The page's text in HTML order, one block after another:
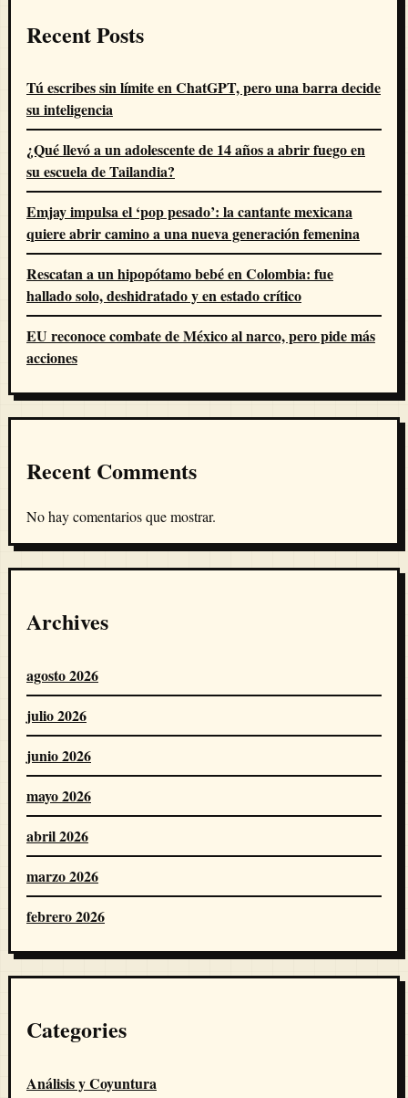
Recent Posts
Tú escribes sin límite en ChatGPT, pero una barra decide
su inteligencia
¿Qué llevó a un adolescente de 14 años a abrir fuego en
su escuela de Tailandia?
Emjay impulsa el ‘pop pesado’: la cantante mexicana
quiere abrir camino a una nueva generación femenina
Rescatan a un hipopótamo bebé en Colombia: fue
hallado solo, deshidratado y en estado crítico
EU reconoce combate de México al narco, pero pide más
acciones
Recent Comments
No hay comentarios que mostrar.
Archives
agosto 2026
julio 2026
junio 2026
mayo 2026
abril 2026
marzo 2026
febrero 2026
Categories
Análisis y Coyuntura